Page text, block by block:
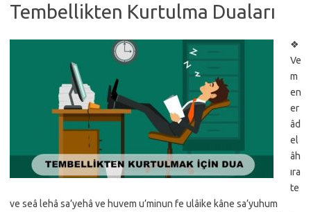
Tembellikten Kurtulma Duaları
❖
Ve
m
en
er
âd
el
âh
ıra
te
ve seâ lehâ sa’yehâ ve huvem u’minun fe ulâike kâne sa’yuhum